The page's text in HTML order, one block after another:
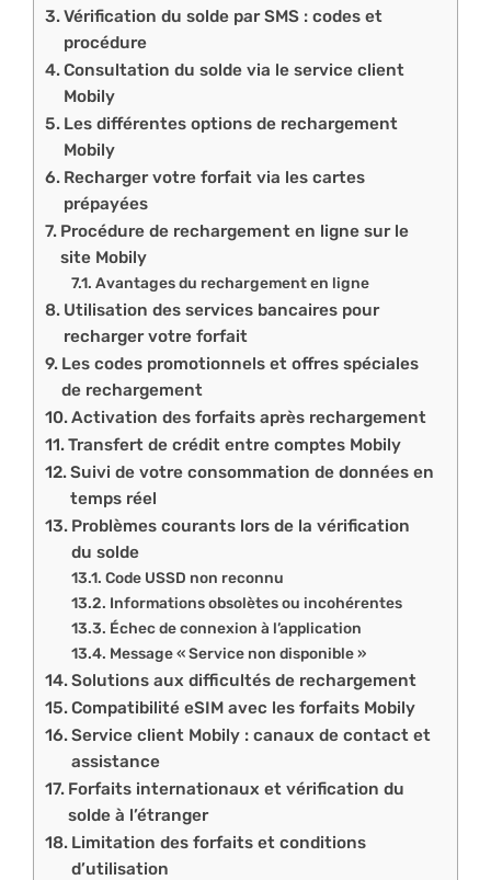
Vérification du solde par SMS : codes et
procédure
Consultation du solde via le service client
Mobily
Les différentes options de rechargement
Mobily
Recharger votre forfait via les cartes
prépayées
Procédure de rechargement en ligne sur le
site Mobily
Avantages du rechargement en ligne
Utilisation des services bancaires pour
recharger votre forfait
Les codes promotionnels et offres spéciales
de rechargement
Activation des forfaits après rechargement
Transfert de crédit entre comptes Mobily
Suivi de votre consommation de données en
temps réel
Problèmes courants lors de la vérification
du solde
Code USSD non reconnu
Informations obsolètes ou incohérentes
Échec de connexion à l’application
Message « Service non disponible »
Solutions aux difficultés de rechargement
Compatibilité eSIM avec les forfaits Mobily
Service client Mobily : canaux de contact et
assistance
Forfaits internationaux et vérification du
solde à l’étranger
Limitation des forfaits et conditions
d’utilisation